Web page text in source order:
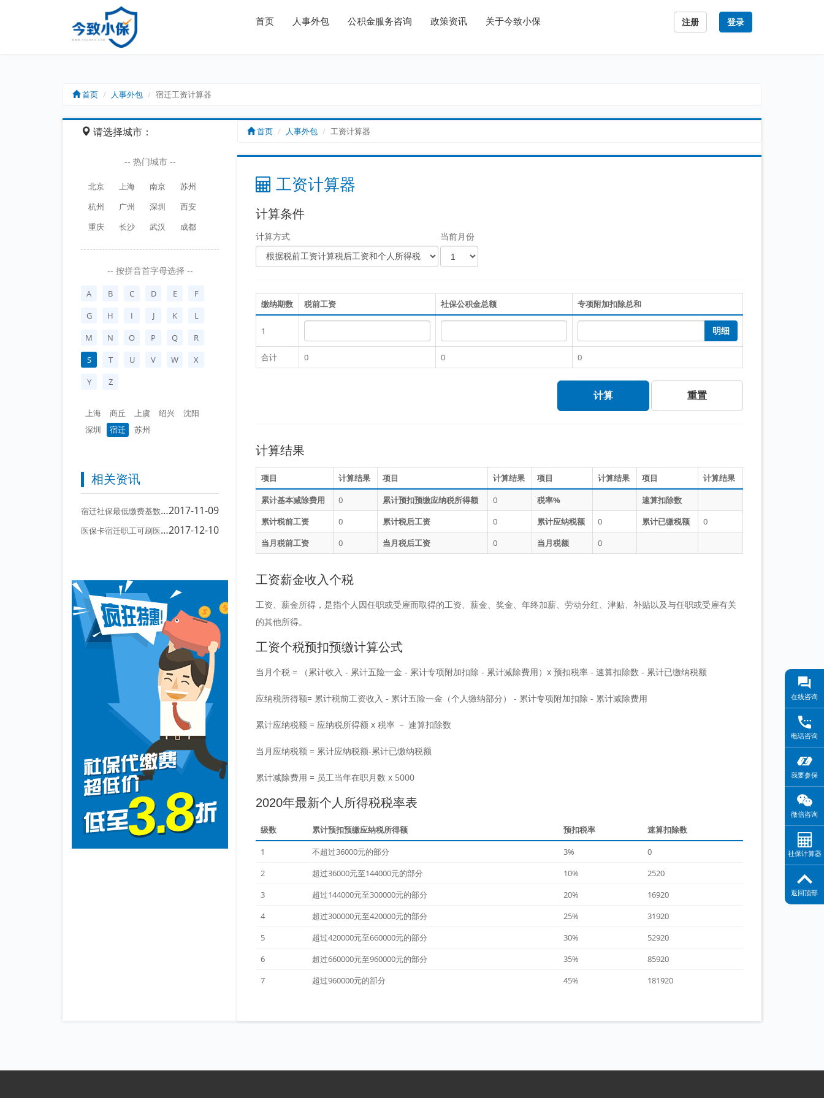
登录
注册
首页 人事外包 公积金服务咨询 政策资讯 关于今致小保
首页 人事外包 宿迁工资计算器
请选择城市：
-- 热门城市 --
北京 上海 南京
苏州
杭州
广州 深圳
西安
重庆
长沙 武汉 成都
-- 按拼音首字母选择 --
A B C D E
F
G
H I J K
L
M
N O P Q
R
S
T U V W
X
Y
Z
上海 商丘 上虞 绍兴
沈阳
深圳
宿迁 苏州
相关资讯
宿
迁社保最低缴费基数上调2017-11-09
医
保卡宿迁职工可刷医保卡健身消费;最大化发挥社保卡综合效益2017-12-10
首页 人事外包 工资计算器
工资计算器
计算条件
计算方式 当前月份
缴纳期数 税前工资 社保公积金总额 专项附加扣除总和
1 明细
合计 0 0 0
计算 重置
计算结果
项目 计算结果 项目 计算结果 项目 计算结果 项目
计算结果
累计基本减除费用
0 累计预扣预缴应纳税所得额 0 税率%
速算扣除数
累计税前工资
0 累计税后工资 0 累计应纳税额 0 累计已缴税额
0
当月税前工资
0 当月税后工资 0 当月税额 0
工资薪金收入个税
工资、薪金所得，是指个人因任职或受雇而取得的工资、薪金、奖金、年终加薪、劳动分红、津贴、补贴以及与任职或受雇有关
的其他所得。
工资个税预扣预缴计算公式
当月个税 = （累计收入 - 累计五险一金 - 累计专项附加扣除 - 累计减除费用）x 预扣税率 - 速算扣除数 - 累计已缴纳税额
应纳税所得额= 累计税前工资收入 - 累计五险一金（个人缴纳部分） - 累计专项附加扣除 - 累计减除费用
累计应纳税额 = 应纳税所得额 x 税率 － 速算扣除数
当月应纳税额 = 累计应纳税额-累计已缴纳税额
累计减除费用 = 员工当年在职月数 x 5000
2020年最新个人所得税税率表
级数 累计预扣预缴应纳税所得额 预扣税率
速算扣除数
1
不超过36000元的部分 3%
0
2
超过36000元至144000元的部分 10%
2520
3
超过144000元至300000元的部分 20%
16920
4
超过300000元至420000元的部分 25%
31920
5
超过420000元至660000元的部分 30%
52920
6
超过660000元至960000元的部分 35%
85920
7
超过960000元的部分 45% 181920
在线咨询
电话咨询
我要参保
微信咨询
社保计算器
返回顶部